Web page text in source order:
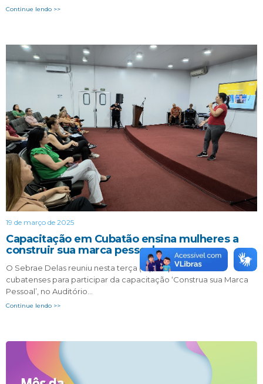
Continue lendo >>
19 de março de 2025
Capacitação em Cubatão ensina mulheres a
construir sua marca pessoal
O Sebrae Delas reuniu nesta terça (18), empreendedoras
cubatenses para participar da capacitação ‘Construa sua Marca
Pessoal’, no Auditório…
Continue lendo >>